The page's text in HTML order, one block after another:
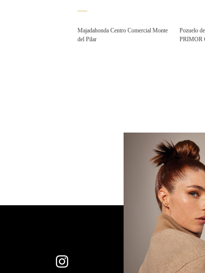
Majadahonda Centro Comercial Monte
del Pilar
Pozuelo
PRIMOR